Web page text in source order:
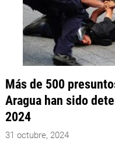
Más de 500
Aragua han sido
2024
31 octubre, 2024